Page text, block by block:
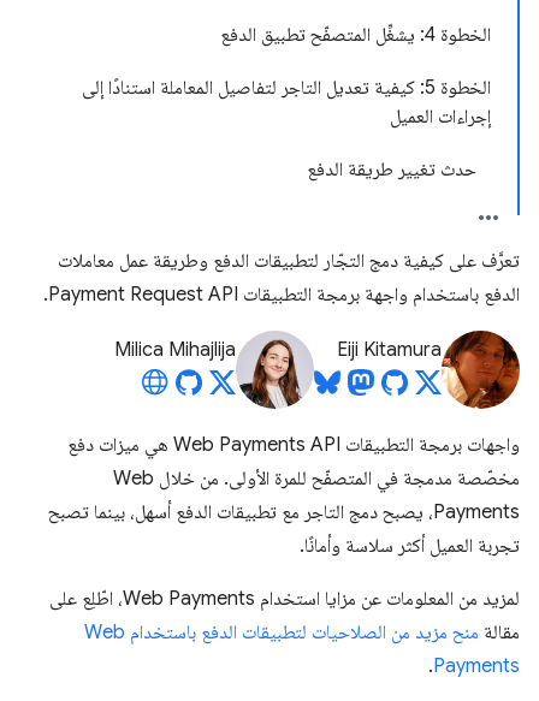
الخطوة 4: يشغِّل المتصفّح تطبيق الدفع
الخطوة 5: كيفية تعديل التاجر لتفاصيل المعاملة استنادًا إلى
إجراءات العميل
حدث تغيير طريقة الدفع
تعرَّف على كيفية دمج التجّار لتطبيقات الدفع وطريقة عمل معاملات
الدفع باستخدام واجهة برمجة التطبيقات Payment Request API.
Eiji Kitamura
Milica Mihajlija
واجهات برمجة التطبيقات Web Payments API هي ميزات دفع
مخصّصة مدمجة في المتصفّح للمرة الأولى. من خلال Web
Payments، يصبح دمج التاجر مع تطبيقات الدفع أسهل، بينما تصبح
تجربة العميل أكثر سلاسة وأمانًا.
لمزيد من المعلومات عن مزايا استخدام Web Payments، اطّلِع على
مقالة
منح مزيد من الصلاحيات لتطبيقات الدفع باستخدام Web
Payments
.